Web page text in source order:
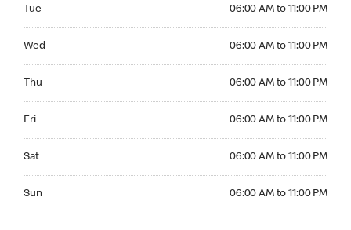
Tue 06:00 AM to 11:00 PM
Wed 06:00 AM to 11:00 PM
Thu 06:00 AM to 11:00 PM
Fri 06:00 AM to 11:00 PM
Sat 06:00 AM to 11:00 PM
Sun 06:00 AM to 11:00 PM